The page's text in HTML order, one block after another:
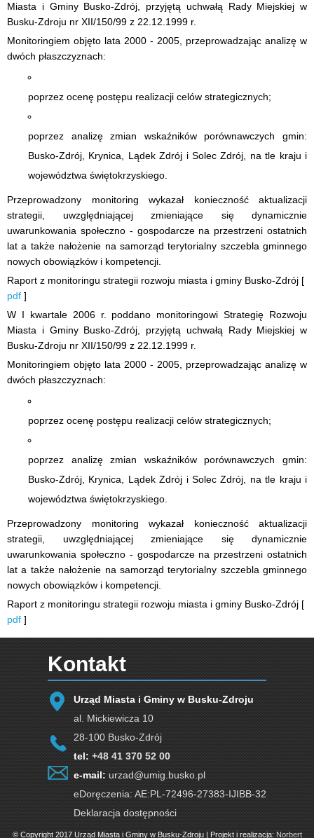
Miasta i Gminy Busko-Zdrój, przyjętą uchwałą Rady Miejskiej w
Busku-Zdroju nr XII/150/99 z 22.12.1999 r.
Monitoringiem objęto lata 2000 - 2005, przeprowadzając analizę w
dwóch płaszczyznach:
poprzez ocenę postępu realizacji celów strategicznych;
poprzez analizę zmian wskaźników porównawczych gmin:
Busko-Zdrój, Krynica, Lądek Zdrój i Solec Zdrój, na tle kraju i
województwa świętokrzyskiego.
Przeprowadzony monitoring wykazał konieczność aktualizacji
strategii, uwzględniającej zmieniające się dynamicznie
uwarunkowania społeczno - gospodarcze na przestrzeni ostatnich
lat a także nałożenie na samorząd terytorialny szczebla gminnego
nowych obowiązków i kompetencji.
Raport z monitoringu strategii rozwoju miasta i gminy Busko-Zdrój [
pdf ]
W I kwartale 2006 r. poddano monitoringowi Strategię Rozwoju
Miasta i Gminy Busko-Zdrój, przyjętą uchwałą Rady Miejskiej w
Busku-Zdroju nr XII/150/99 z 22.12.1999 r.
Monitoringiem objęto lata 2000 - 2005, przeprowadzając analizę w
dwóch płaszczyznach:
poprzez ocenę postępu realizacji celów strategicznych;
poprzez analizę zmian wskaźników porównawczych gmin:
Busko-Zdrój, Krynica, Lądek Zdrój i Solec Zdrój, na tle kraju i
województwa świętokrzyskiego.
Przeprowadzony monitoring wykazał konieczność aktualizacji
strategii, uwzględniającej zmieniające się dynamicznie
uwarunkowania społeczno - gospodarcze na przestrzeni ostatnich
lat a także nałożenie na samorząd terytorialny szczebla gminnego
nowych obowiązków i kompetencji.
Raport z monitoringu strategii rozwoju miasta i gminy Busko-Zdrój [
pdf ]
Kontakt
Urząd Miasta i Gminy w Busku-Zdroju
al. Mickiewicza 10
28-100 Busko-Zdrój
tel: +48 41 370 52 00
e-mail: urzad@umig.busko.pl
eDoręczenia: AE:PL-72496-27383-IJIBB-32
Deklaracja dostępności
© Copyright 2017 Urząd Miasta i Gminy w Busku-Zdroju | Projekt i realizacja: Norbert